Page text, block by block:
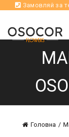
Замовляй за
Головна